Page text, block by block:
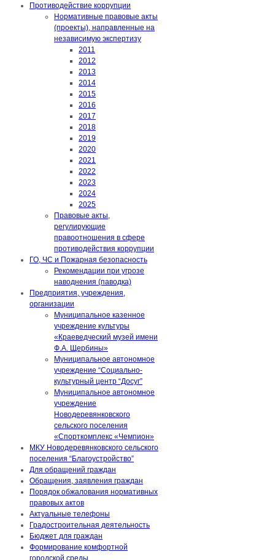
Противодействие коррупции
Нормативные правовые акты
(проекты), направленные на
независимую экспертизу
2011
2012
2013
2014
2015
2016
2017
2018
2019
2020
2021
2022
2023
2024
2025
Правовые акты,
регулирующие
правоотношения в сфере
противодействия коррупции
ГО, ЧС и Пожарная безопасность
Рекомендации при угрозе
наводнения (паводка)
Предприятия, учреждения,
организации
Муниципальное казенное
учреждение культуры
«Краеведческий музей имени
Ф.А. Щербины»
Муниципальное автономное
учреждение “Социально-
культурный центр “Досуг”
Муниципальное автономное
учреждение
Новодеревянковского
сельского поселения
«Спорткомплекс «Чемпион»
МКУ Новодеревянковского сельского
поселения “Благоустройство”
Для обращений граждан
Обращения, заявления граждан
Порядок обжалования нормативных
правовых актов
Актуальные телефоны
Градостроительная деятельность
Бюджет для граждан
Формирование комфортной
городской среды